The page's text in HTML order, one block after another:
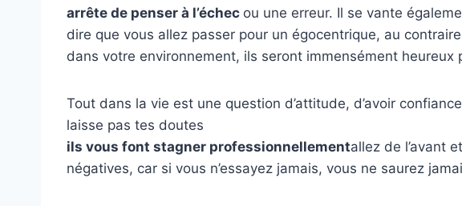
arrête de penser à l’échec ou une erreur. Il se vante
dire que vous allez passer pour un égocentrique, au
dans votre environnement, ils seront immensément heureux
Tout dans la vie est une question d’attitude, d’avoir
laisse pas tes doutes
ils vous font stagner professionnellementallez de l’avant
négatives, car si vous n’essayez jamais, vous ne saurez